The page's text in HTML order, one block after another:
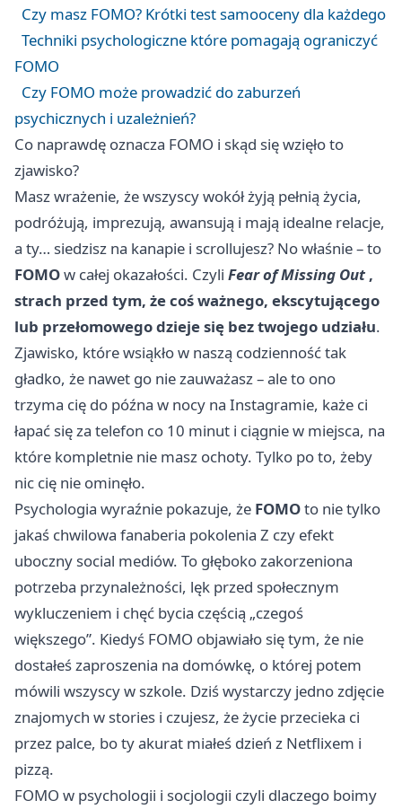
Czy masz FOMO? Krótki test samooceny dla każdego
Techniki psychologiczne które pomagają ograniczyć
FOMO
Czy FOMO może prowadzić do zaburzeń
psychicznych i uzależnień?
Co naprawdę oznacza FOMO i skąd się wzięło to
zjawisko?
Masz wrażenie, że wszyscy wokół żyją pełnią życia,
podróżują, imprezują, awansują i mają idealne relacje,
a ty… siedzisz na kanapie i scrollujesz? No właśnie – to
FOMOw całej okazałości. Czyli Fear of Missing Out ,
strach przed tym, że coś ważnego, ekscytującego
lub przełomowego dzieje się bez twojego udziału.
Zjawisko, które wsiąkło w naszą codzienność tak
gładko, że nawet go nie zauważasz – ale to ono
trzyma cię do późna w nocy na Instagramie, każe ci
łapać się za telefon co 10 minut i ciągnie w miejsca, na
które kompletnie nie masz ochoty. Tylko po to, żeby
nic cię nie ominęło.
Psychologia wyraźnie pokazuje, że FOMOto nie tylko
jakaś chwilowa fanaberia pokolenia Z czy efekt
uboczny social mediów. To głęboko zakorzeniona
potrzeba przynależności, lęk przed społecznym
wykluczeniem i chęć bycia częścią „czegoś
większego”. Kiedyś FOMO objawiało się tym, że nie
dostałeś zaproszenia na domówkę, o której potem
mówili wszyscy w szkole. Dziś wystarczy jedno zdjęcie
znajomych w stories i czujesz, że życie przecieka ci
przez palce, bo ty akurat miałeś dzień z Netflixem i
pizzą.
FOMO w psychologii i socjologii czyli dlaczego boimy